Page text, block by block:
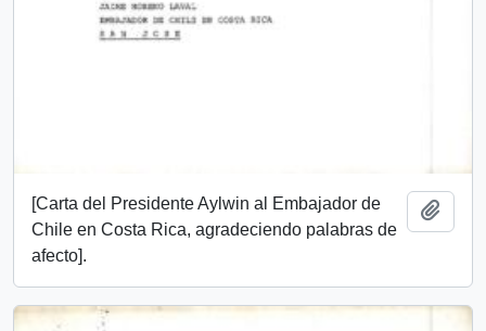
[Carta del Presidente Aylwin al Embajador de
Chile en Costa Rica, agradeciendo palabras de
afecto].